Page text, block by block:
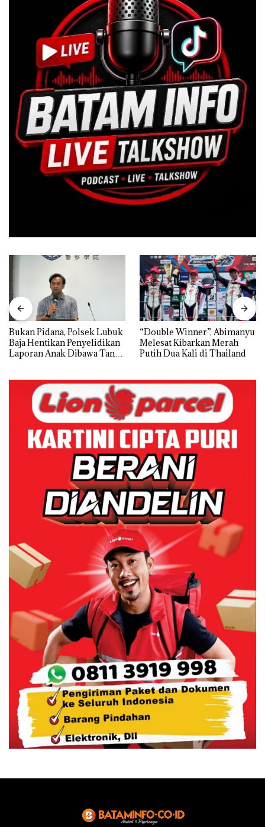
Bukan Pidana, Polsek Lubuk
Baja Hentikan Penyelidikan
Laporan Anak Dibawa Tanpa
“Double Winner”, Abimanyu
Melesat Kibarkan Merah
Putih Dua Kali di Thailand